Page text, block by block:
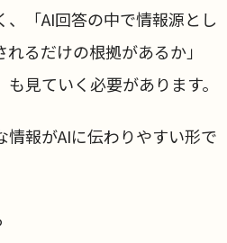
「AI回答の中で情報源とし
るだけの根拠があるか」
も見ていく必要があります。
情報がAIに伝わりやすい形で